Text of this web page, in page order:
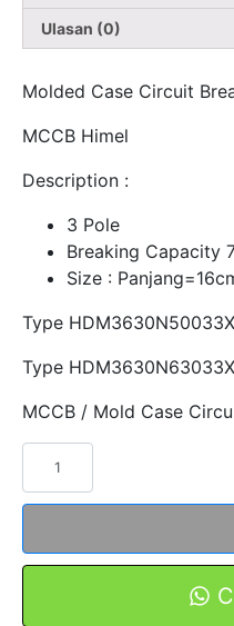
Ulasan (0)
Molded Case Circuit
MCCB Himel
Description :
3 Pole
Breaking Capacity
Size :
Type
Type
MCCB / Mold Case
HDM3630N(500A
3Pole